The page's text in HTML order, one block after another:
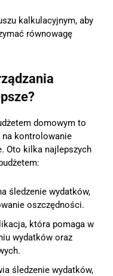
kalkulacyjnym, aby
równowagę
domowym to
na kontrolowanie
Oto kilka najlepszych
śledzenie wydatków,
oszczędności.
która pomaga w
wydatków oraz
śledzenie wydatków,